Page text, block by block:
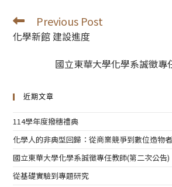
Read
more
articles
Previous Post
化學新館 建設進度
國立東華大學化學系誠徵專
近期文章
114學年度撥穗禮典
化學人的非典型回歸：從商業競爭到數位造物
國立東華大學化學系誠徵專任教師(第二次公告)
從基礎實驗到專題研究